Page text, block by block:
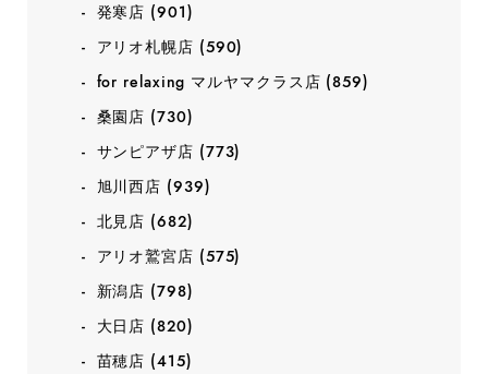
発寒店 (901)
アリオ札幌店 (590)
for relaxing マルヤマクラス店 (859)
桑園店 (730)
サンピアザ店 (773)
旭川西店 (939)
北見店 (682)
アリオ鷲宮店 (575)
新潟店 (798)
大日店 (820)
苗穂店 (415)